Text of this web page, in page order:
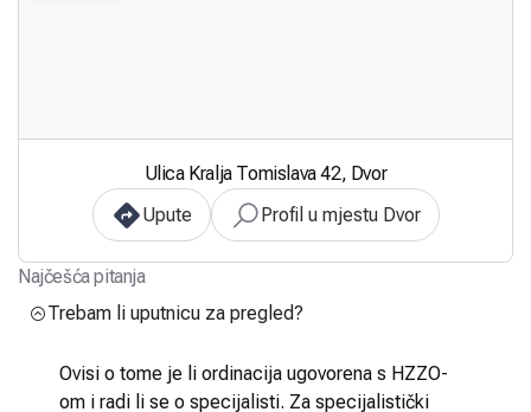
Ulica Kralja Tomislava 42, Dvor
Upute
Profil u mjestu Dvor
Najčešća pitanja
Trebam li uputnicu za pregled?
Ovisi o tome je li ordinacija ugovorena s HZZO-
om i radi li se o specijalisti. Za specijalistički